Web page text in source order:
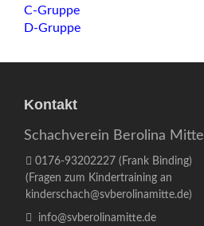
C-Gruppe
D-Gruppe
Kontakt
Schachverein Berolina Mitte
0176-93202227 (Frank Binding)
(Fragen zum Kindertraining an
kinderschach@svberolinamitte.de)
info@svberolinamitte.de